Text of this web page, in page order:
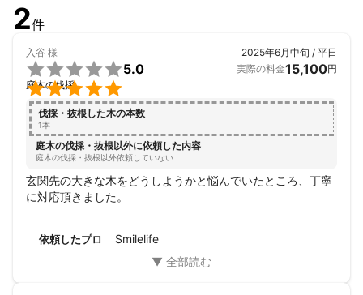
2件
入谷 様


5.0
庭木の伐採
2025年6月中旬 / 平日
実際の料金15,100円
伐採・抜根した木の本数
1本
庭木の伐採・抜根以外に依頼した内容
庭木の伐採・抜根以外依頼していない
玄関先の大きな木をどうしようかと悩んでいたところ、丁寧
に対応頂きました。
依頼したプロ Smilelife